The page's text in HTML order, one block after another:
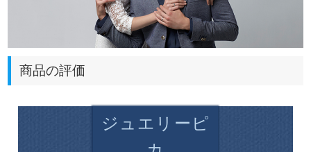
商品の評価
ジュエリーピ